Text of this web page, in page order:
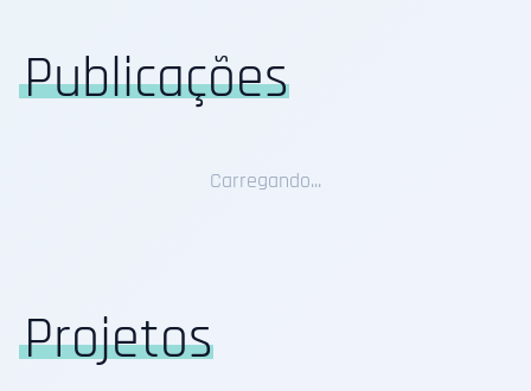
Publicações
Carregando...
Projetos